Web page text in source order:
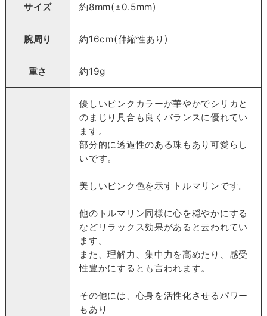
サイズ 約8mm(±0.5mm)
腕周り 約16cm(伸縮性あり)
重さ 約19g
優しいピンクカラーが華やかでシリカと
のまじり具合も良くバランスに優れてい
ます。
部分的に透過性のある珠もあり可愛らし
いです。
美しいピンク色を示すトルマリンです。
他のトルマリン同様に心を穏やかにする
などリラックス効果があると云われてい
ます。
また、理解力、集中力を高めたり、感受
性豊かにするとも言われます。
その他には、心身を活性化させるパワー
もあり